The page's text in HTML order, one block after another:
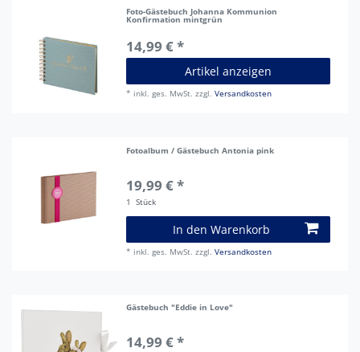
Foto-Gästebuch Johanna Kommunion
Konfirmation mintgrün
14,99 € *
Artikel anzeigen
* inkl. ges. MwSt. zzgl.Versandkosten
Fotoalbum / Gästebuch Antonia pink
19,99 € *
1 Stück
In den Warenkorb
* inkl. ges. MwSt. zzgl.Versandkosten
Gästebuch "Eddie in Love"
14,99 € *